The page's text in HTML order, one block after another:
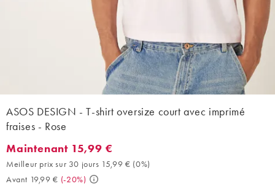
ASOS DESIGN - T-shirt oversize court avec imprimé
fraises - Rose
Maintenant 15,99 €. Meilleur prix sur 30 jours 15,99 € (0%).
Maintenant 15,99 €
Meilleur prix sur 30 jours 15,99 € (0%)
Avant 19,99 € (-20%)